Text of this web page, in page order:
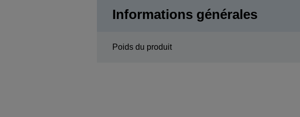
Informations générales
Poids du produit